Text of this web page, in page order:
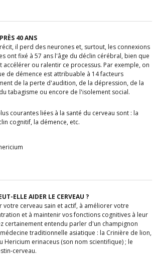
40 ANS
il perd des neurones et, surtout, les connexions
ont fixé à 57 ans l'âge du déclin cérébral, bien que
accélérer ou ralentir ce processus. Par exemple, on
de démence est attribuable à 14 facteurs
de la perte d'audition, de la dépression, de la
tabagisme ou encore de l'isolement social.
courantes liées à la santé du cerveau sont : la
cognitif, la démence, etc.
ELLE AIDER LE CERVEAU ?
votre cerveau sain et actif, à améliorer votre
et à maintenir vos fonctions cognitives à leur
certainement entendu parler d'un champignon
traditionnelle asiatique : la Crinière de lion,
Hericium erinaceus (son nom scientifique) ; le
cerveau.